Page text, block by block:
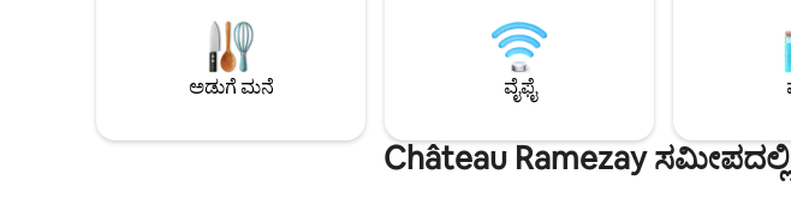
ಗುಣಮಟ್ಟಗಳೊಂದಿಗೆ ನಿಮಗೆ ಮನೆಯ ಅನುಭವವನ್ನು
ನೀಡುವಂತೆ ಸಜ್ಜುಗೊಳಿಸಲಾಗಿದೆ. ನಾವು ಸಾಕುಪ್ರಾಣಿ
ಸ್ನೇಹಿಯಾಗಿದ್ದೇವೆ! ನಿಮ್ಮ ಬೂಟುಗಳನ್ನು ಒದೆಯಿರಿ
ಮತ್ತು ವಿಶ್ರಾಂತಿ ಪಡೆಯಿರಿ, ನೀವು ನಮ್ಮೊಂದಿಗೆ
ಭಾಸವಾಗುತ್ತದೆ!
ನೆಲೆಗೊಂಡಿವೆ, ಇದು ಮನೆಯಿಂದ ಕೆಲಸ ಮಾಡಲು
ಸೂಕ್ತವಾಗಿದೆ. ಈ ಸ್ಥಳವು 2 ಕಿಂಗ್ ಬೆಡ್‌ರೂಮ್‌ಗಳನ್ನು
ಹೊಂದಿದೆ, ಎತ್ತರದ 3 ನೇ ಬೆಡ್‌ರೂಮ್ ಸುಂದರವಾದ
ಲಿವಿಂಗ್ ಸ್ಪೇಸ್ ಅನ್ನು ನೋಡುತ್ತದೆ.
ಅಡುಗೆ ಮನೆ ವೈಫೈ
Château Ramezay